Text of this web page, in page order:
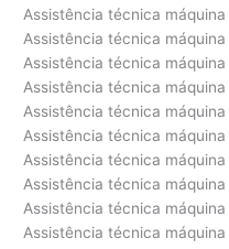
Assistência técnica
Assistência técnica
Assistência técnica
Assistência técnica
Assistência técnica
Assistência técnica
Assistência técnica
Assistência técnica
Assistência técnica
Assistência técnica